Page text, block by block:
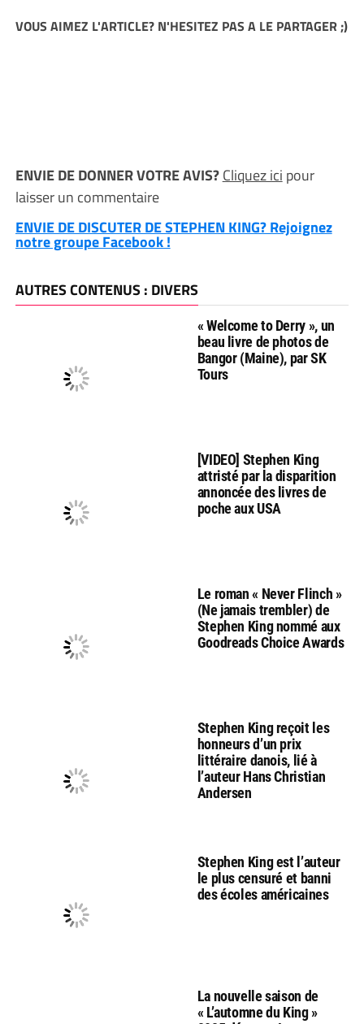
VOUS AIMEZ L'ARTICLE? N'HESITEZ PAS A LE PARTAGER ;)
ENVIE DE DONNER VOTRE AVIS?Cliquez ici pour
laisser un commentaire
ENVIE DE DISCUTER DE STEPHEN KING? Rejoignez
notre groupe Facebook !
AUTRES CONTENUS : DIVERS
« Welcome to Derry », un
beau livre de photos de
Bangor (Maine), par SK
Tours
[VIDEO] Stephen King
attristé par la disparition
annoncée des livres de
poche aux USA
Le roman « Never Flinch »
(Ne jamais trembler) de
Stephen King nommé aux
Goodreads Choice Awards
Stephen King reçoit les
honneurs d’un prix
littéraire danois, lié à
l’auteur Hans Christian
Andersen
Stephen King est l’auteur
le plus censuré et banni
des écoles américaines
La nouvelle saison de
« L’automne du King »